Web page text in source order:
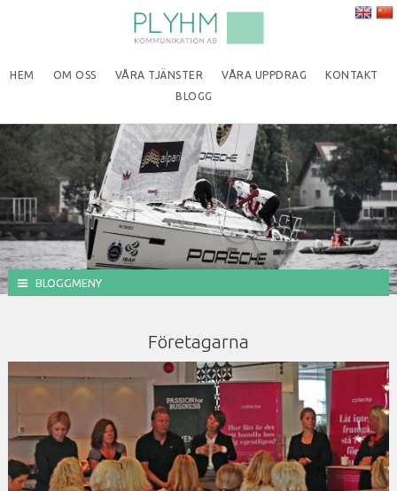
HEM OM OSS VÅRA TJÄNSTER VÅRA UPPDRAG
KONTAKT
BLOGG
BLOGGMENY
Företagarna